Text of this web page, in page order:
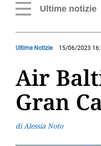
Ultime notizie
Ultime Notizie 15/06/2023
Air
Gran
di Alessia Noto